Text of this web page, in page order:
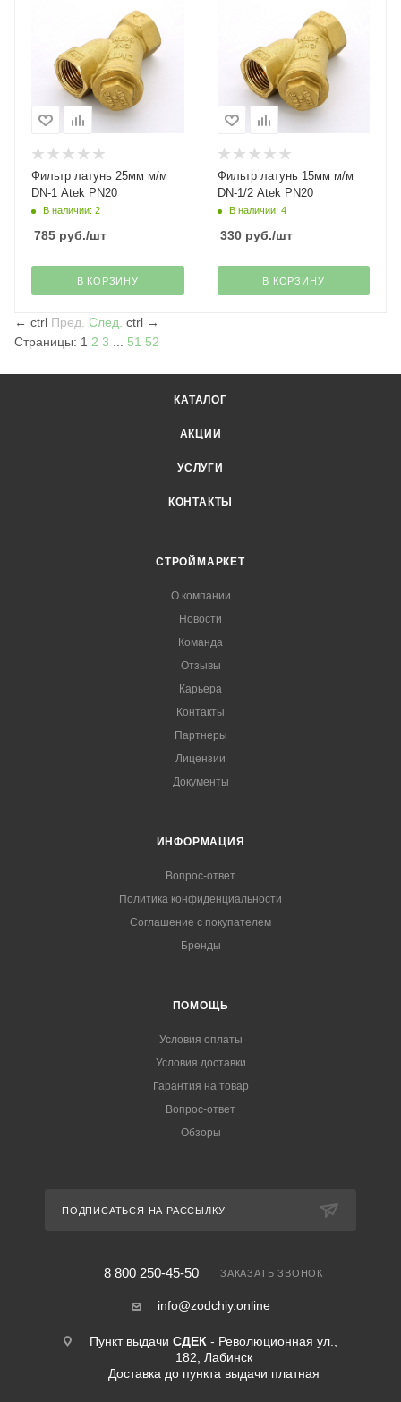
Фильтр латунь 25мм м/м
DN-1 Atek PN20
В наличии: 2
785 руб./шт
В КОРЗИНУ
Фильтр латунь 15мм м/м
DN-1/2 Atek PN20
В наличии: 4
330руб./шт
В КОРЗИНУ
← ctrl Пред. След. ctrl →
Страницы: 1 2 3 51 52
КАТАЛОГ
АКЦИИ
УСЛУГИ
КОНТАКТЫ
СТРОЙМАРКЕТ
О компании
Новости
Команда
Отзывы
Карьера
Контакты
Партнеры
Лицензии
Документы
ИНФОРМАЦИЯ
Вопрос-ответ
Политика конфиденциальности
Соглашение с покупателем
Бренды
ПОМОЩЬ
Условия оплаты
Условия доставки
Гарантия на товар
Вопрос-ответ
Обзоры
ПОДПИСАТЬСЯ НА РАССЫЛКУ
8 800 250-45-50 ЗАКАЗАТЬ ЗВОНОК
info@zodchiy.online
Пункт выдачи СДЕК - Революционная ул.,
182, Лабинск
Доставка до пункта выдачи платная